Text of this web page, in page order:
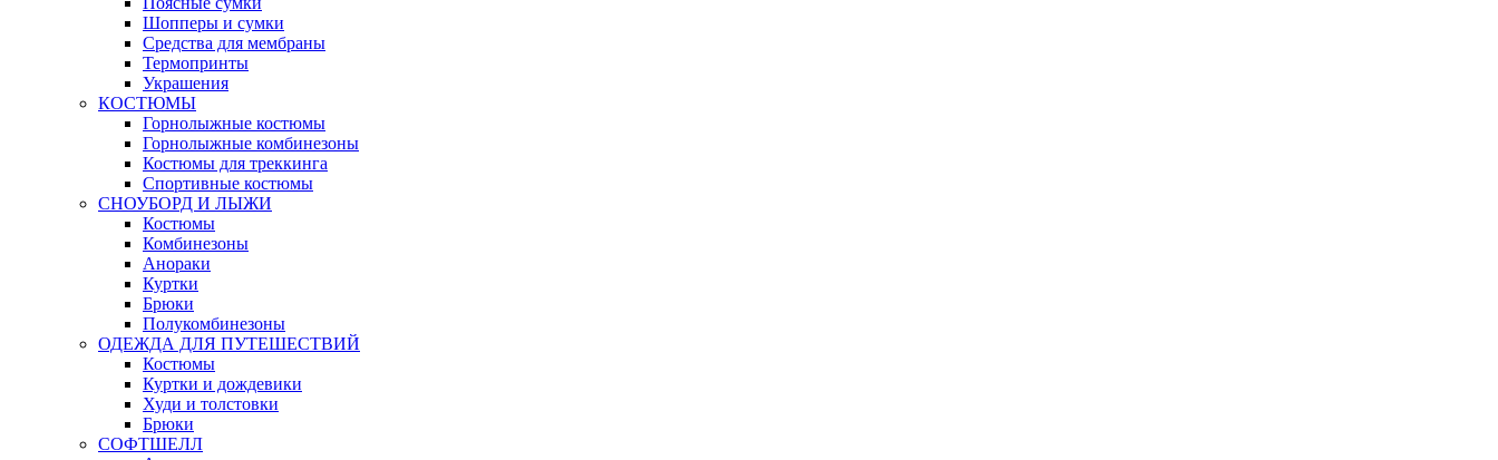
Шопперы и сумки
Средства для мембраны
Термопринты
Украшения
КОСТЮМЫ
Горнолыжные костюмы
Горнолыжные комбинезоны
Костюмы для треккинга
Спортивные костюмы
СНОУБОРД И ЛЫЖИ
Костюмы
Комбинезоны
Анораки
Куртки
Брюки
Полукомбинезоны
ОДЕЖДА ДЛЯ ПУТЕШЕСТВИЙ
Костюмы
Куртки и дождевики
Худи и толстовки
Брюки
СОФТШЕЛЛ